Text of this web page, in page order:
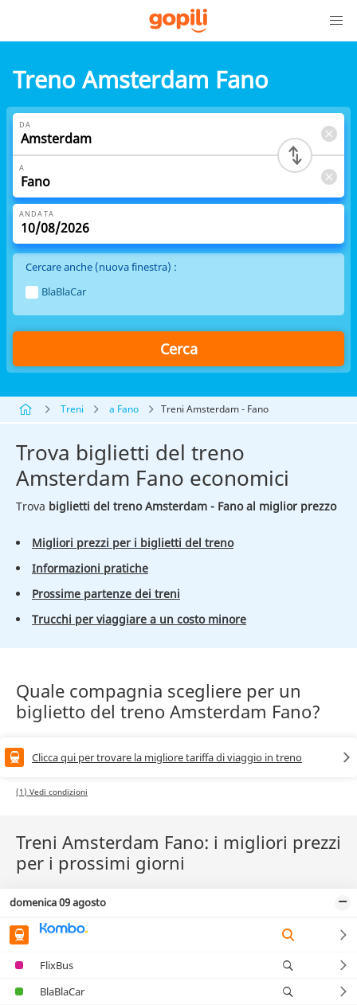
Treno Amsterdam Fano
DA
A
ANDATA
Cercare anche (nuova finestra) :
BlaBlaCar
Cerca
Treni a Fano Treni Amsterdam - Fano
Trova biglietti del treno
Amsterdam Fano economici
Trova biglietti del treno Amsterdam - Fano al miglior prezzo
Migliori prezzi per i biglietti del treno
Informazioni pratiche
Prossime partenze dei treni
Trucchi per viaggiare a un costo minore
Quale compagnia scegliere per un
biglietto del treno Amsterdam Fano?
Clicca qui per trovare la migliore tariffa di viaggio in treno
(1) Vedi condizioni
Treni Amsterdam Fano: i migliori prezzi
per i prossimi giorni
domenica 09 agosto
FlixBus
BlaBlaCar